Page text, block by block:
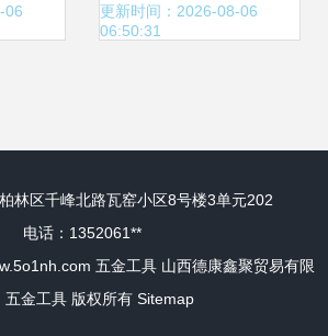
木
06
保障
更新时间：2026-08-06
06:50:31
林区千峰北路瓦窑小区8号楼3单元202
电话：1352061**
五金工具 山西德康鑫聚贸易有限
五金工具 版权所有 Sitemap